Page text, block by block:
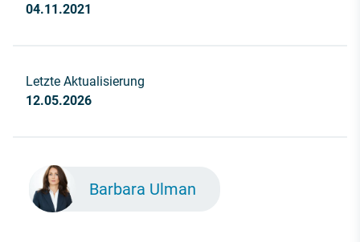
04.11.2021
Letzte Aktualisierung
12.05.2026
Barbara Ulman